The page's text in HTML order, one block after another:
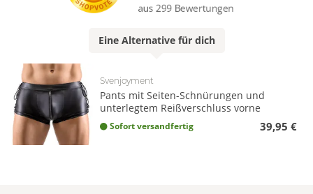
Eine Alternativefür dich
Svenjoyment
Pants mit Seiten-Schnürungen und
unterlegtem Reißverschluss vorne
Sofort versandfertig 39,95 €